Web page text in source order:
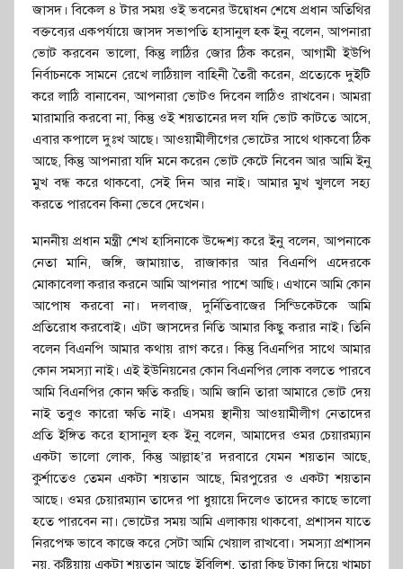
জাসদ। বিকেল ৪ টার সময় ওই ভবনের উদ্বোধন শেষে প্রধান অতিথির
বক্তব্যের একপর্যায়ে জাসদ সভাপতি হাসানুল হক ইনু বলেন, আপনারা
ভোট করবেন ভালো, কিন্তু লাঠির জোর ঠিক করেন, আগামী ইউপি
নির্বাচনকে সামনে রেখে লাঠিয়াল বাহিনী তৈরী করেন, প্রত্যেকে দুইটি
করে লাঠি বানাবেন, আপনারা ভোটও দিবেন লাঠিও রাখবেন। আমরা
মারামারি করবো না, কিন্তু ওই শয়তানের দল যদি ভোট কাটতে আসে,
এবার কপালে দুঃখ আছে। আওয়ামীলীগের ভোটের সাথে থাকবো ঠিক
আছে, কিন্তু আপনারা যদি মনে করেন ভোট কেটে নিবেন আর আমি ইনু
মুখ বন্ধ করে থাকবো, সেই দিন আর নাই। আমার মুখ খুললে সহ্য
করতে পারবেন কিনা ভেবে দেখেন।
মাননীয় প্রধান মন্ত্রী শেখ হাসিনাকে উদ্দেশ্য করে ইনু বলেন, আপনাকে
নেতা মানি, জঙ্গি, জামায়াত, রাজাকার আর বিএনপি এদেরকে
মোকাবেলা করার করনে আমি আপনার পাশে আছি। এখানে আমি কোন
আপোষ করবো না। দলবাজ, দুর্নিতিবাজের সিন্ডিকেটকে আমি
প্রতিরোধ করবোই। এটা জাসদের নিতি আমার কিছু করার নাই। তিনি
বলেন বিএনপি আমার কথায় রাগ করে। কিন্তু বিএনপির সাথে আমার
কোন সমস্যা নাই। এই ইউনিয়নের কোন বিএনপির লোক বলতে পারবে
আমি বিএনপির কোন ক্ষতি করছি। আমি জানি তারা আমারে ভোট দেয়
নাই তবুও কারো ক্ষতি নাই। এসময় স্থানীয় আওয়ামীলীগ নেতাদের
প্রতি ইঙ্গিত করে হাসানুল হক ইনু বলেন, আমাদের ওমর চেয়ারম্যান
একটা ভালো লোক, কিন্তু আল্লাহ’র দরবারে যেমন শয়তান আছে,
কুর্শাতেও তেমন একটা শয়তান আছে, মিরপুরের ও একটা শয়তান
আছে। ওমর চেয়ারম্যান তাদের পা ধুয়ায়ে দিলেও তাদের কাছে ভালো
হতে পারবেন না। ভোটের সময় আমি এলাকায় থাকবো, প্রশাসন যাতে
নিরপেক্ষ ভাবে কাজে করে সেটা আমি খেয়াল রাখবো। সমস্যা প্রশাসন
নয়, কুষ্টিয়ায় একটা শয়তান আছে ইবিলিশ, তারা কিছু টাকা দিয়ে খামচা